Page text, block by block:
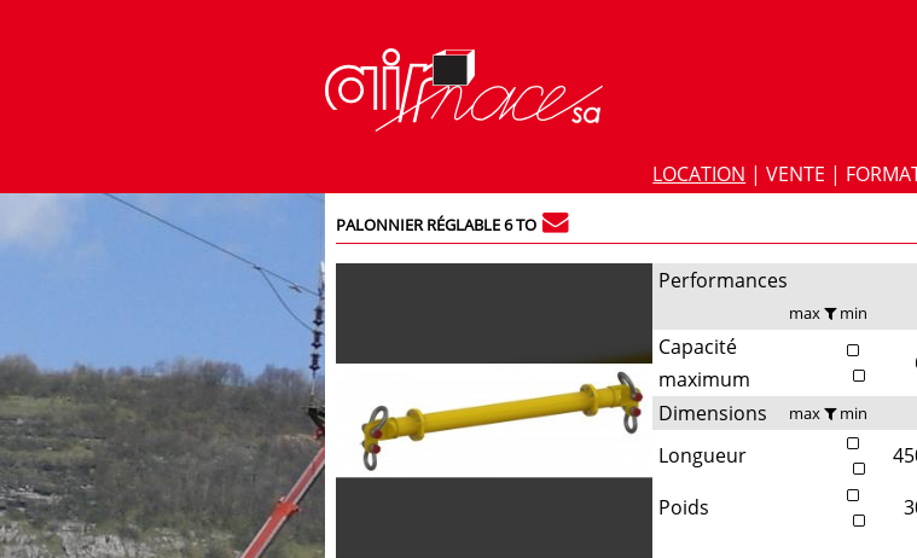
LOCATION |VENTE |
PALONNIER RÉGLABLE 6 TO
Performances
max min
Capacité
maximum
Dimensions
max min
Longueur
Poids